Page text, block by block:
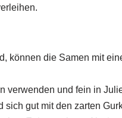
können die Samen mit
verwenden und fein in
gut mit den zarten